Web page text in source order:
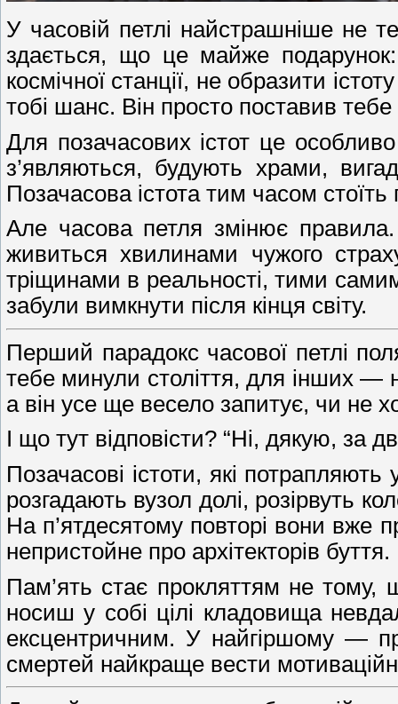
У часовій петлі найстрашніше не
здається, що це майже подарунок:
космічної станції, не образити
тобі шанс. Він просто поставив
Для позачасових істот це
з’являються, будують храми,
Позачасова істота тим часом
Але часова петля змінює
живиться хвилинами чужого
тріщинами в реальності, тими
забули вимкнути після кінця світу.
Перший парадокс часової петлі
тебе минули століття, для інших —
а він усе ще весело запитує, чи не
І що тут відповісти? “Ні, дякую, за
Позачасові істоти, які
розгадають вузол долі, розірвуть
На п’ятдесятому повторі вони вже
непристойне про архітекторів буття.
Пам’ять стає прокляттям не
носиш у собі цілі кладовища
ексцентричним. У найгіршому —
смертей найкраще вести мотиваційні